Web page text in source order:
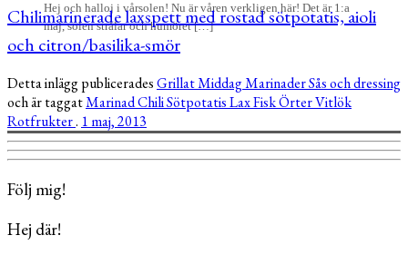
Hej och halloj i vårsolen! Nu är våren verkligen här! Det är 1:a
maj, solen strålar och humöret […]
Chilimarinerade laxspett med rostad sötpotatis, aioli
och citron/basilika-smör
Detta inlägg publiceradesGrillatMiddagMarinaderSås och dressing
och är taggatMarinadChiliSötpotatisLaxFiskÖrterVitlök
Rotfrukter. 1 maj, 2013
Följ mig!
Hej där!